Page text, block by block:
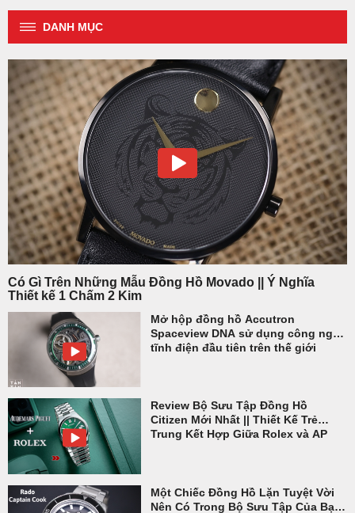
DANH MỤC
Có Gì Trên Những Mẫu Đồng Hồ Movado || Ý Nghĩa
Thiết kế 1 Chấm 2 Kim
Mở hộp đồng hồ Accutron
Spaceview DNA sử dụng công nghệ
tĩnh điện đầu tiên trên thế giới
Review Bộ Sưu Tập Đồng Hồ
Citizen Mới Nhất || Thiết Kế Trẻ
Trung Kết Hợp Giữa Rolex và AP
Một Chiếc Đồng Hồ Lặn Tuyệt Vời
Nên Có Trong Bộ Sưu Tập Của Bạn